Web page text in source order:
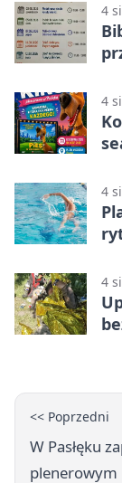
4
4
4
4
<< Poprzedni
W Pasłęku
plenerowym